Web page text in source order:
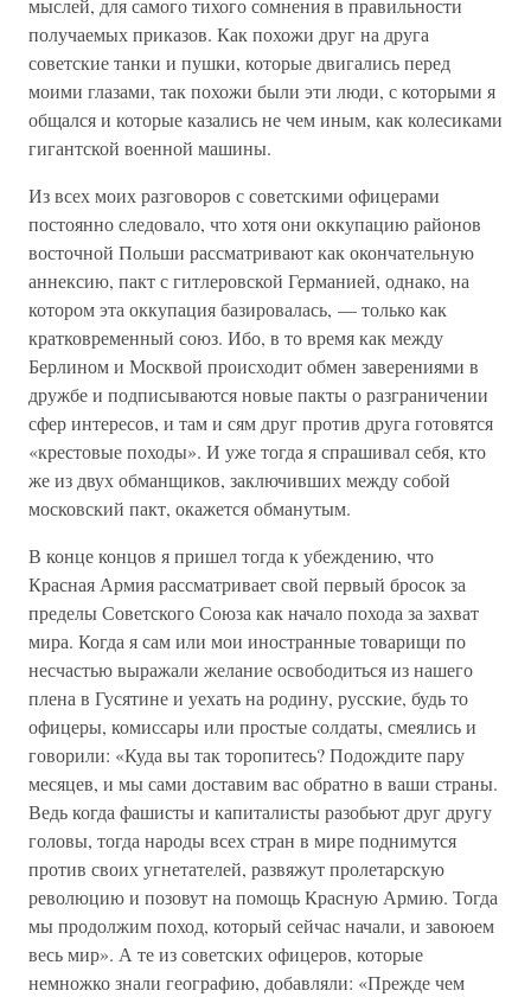
мыслей, для самого тихого сомнения в правильности
получаемых приказов. Как похожи друг на друга
советские танки и пушки, которые двигались перед
моими глазами, так похожи были эти люди, с которыми я
общался и которые казались не чем иным, как колесиками
гигантской военной машины.
Из всех моих разговоров с советскими офицерами
постоянно следовало, что хотя они оккупацию районов
восточной Польши рассматривают как окончательную
аннексию, пакт с гитлеровской Германией, однако, на
котором эта оккупация базировалась, — только как
кратковременный союз. Ибо, в то время как между
Берлином и Москвой происходит обмен заверениями в
дружбе и подписываются новые пакты о разграничении
сфер интересов, и там и сям друг против друга готовятся
«крестовые походы». И уже тогда я спрашивал себя, кто
же из двух обманщиков, заключивших между собой
московский пакт, окажется обманутым.
В конце концов я пришел тогда к убеждению, что
Красная Армия рассматривает свой первый бросок за
пределы Советского Союза как начало похода за захват
мира. Когда я сам или мои иностранные товарищи по
несчастью выражали желание освободиться из нашего
плена в Гусятине и уехать на родину, русские, будь то
офицеры, комиссары или простые солдаты, смеялись и
говорили: «Куда вы так торопитесь? Подождите пару
месяцев, и мы сами доставим вас обратно в ваши страны.
Ведь когда фашисты и капиталисты разобьют друг другу
головы, тогда народы всех стран в мире поднимутся
против своих угнетателей, развяжут пролетарскую
революцию и позовут на помощь Красную Армию. Тогда
мы продолжим поход, который сейчас начали, и завоюем
весь мир». А те из советских офицеров, которые
немножко знали географию, добавляли: «Прежде чем